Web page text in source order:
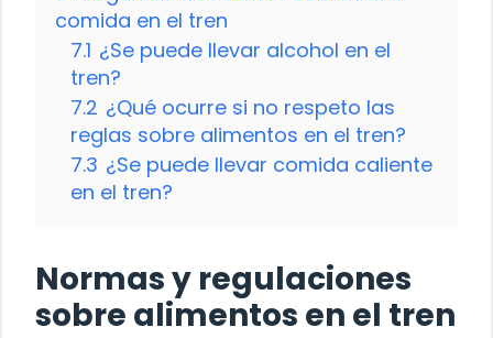
comida en el tren
7.1 ¿Se puede llevar alcohol en el
tren?
7.2 ¿Qué ocurre si no respeto las
reglas sobre alimentos en el tren?
7.3 ¿Se puede llevar comida caliente
en el tren?
Normas y regulaciones
sobre alimentos en el tren